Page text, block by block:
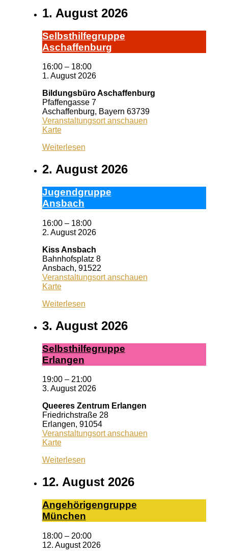
1. August 2026
Selbst­hil­fe­grup­pe
A­schaf­fen­burg
16:00 – 18:00
1. August 2026
Bildungsbüro Aschaffenburg
Pfaffengasse 7
Aschaffenburg, Bayern 63739
Veranstaltungsort anschauen
KarteBildungsbüro
Weiterlesen
2. August 2026
Ju­gend­grup­pe
Ans­bach
16:00 – 18:00
2. August 2026
Kiss Ansbach
Bahnhofsplatz 8
Ansbach, 91522
Veranstaltungsort anschauen
KarteKiss
Weiterlesen
3. August 2026
Selbst­hil­fe­grup­pe
Er­lan­gen
19:00 – 21:00
3. August 2026
Queeres Zentrum Erlangen
Friedrichstraße 28
Erlangen, 91054
Veranstaltungsort anschauen
KarteQueeres
Erlangen
Weiterlesen
12. August 2026
An­ge­hö­ri­gen­grup­pe
Mün­chen
18:00 – 20:00
12. August 2026